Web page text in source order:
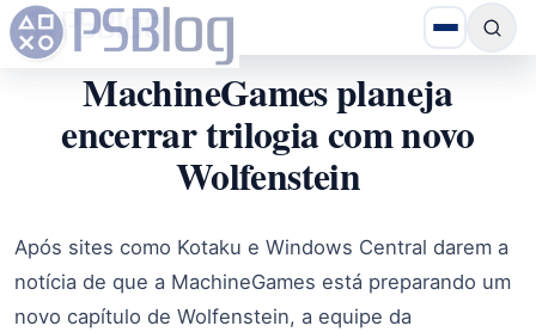
MachineGames planeja
encerrar trilogia com novo
Wolfenstein
Após sites como Kotaku e Windows Central darem a
notícia de que a MachineGames está preparando um
novo capítulo de Wolfenstein, a equipe da